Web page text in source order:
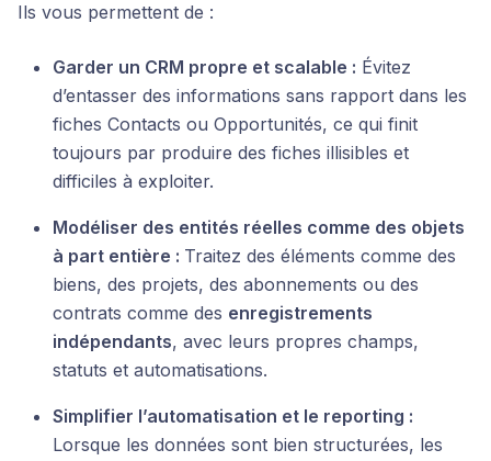
Ils vous permettent de :
Garder un CRM propre et scalable : Évitez
d’entasser des informations sans rapport dans les
fiches Contacts ou Opportunités, ce qui finit
toujours par produire des fiches illisibles et
difficiles à exploiter.
Modéliser des entités réelles comme des objets
à part entière : Traitez des éléments comme des
biens, des projets, des abonnements ou des
contrats comme des enregistrements
indépendants, avec leurs propres champs,
statuts et automatisations.
Simplifier l’automatisation et le reporting :
Lorsque les données sont bien structurées, les